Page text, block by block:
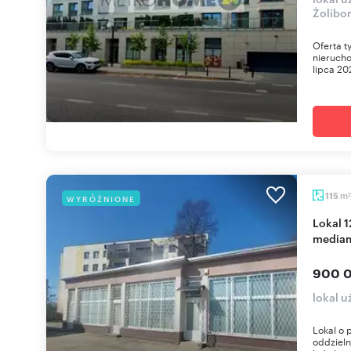
Oferta
lipca
WYRÓŻNIONE 115 m2
Lokal 124 m² z 3 wejściami, klimatyzacją i
900
lokal
Lokal o